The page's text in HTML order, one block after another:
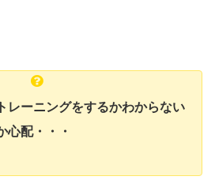
レーニングをするかわからない
心配・・・